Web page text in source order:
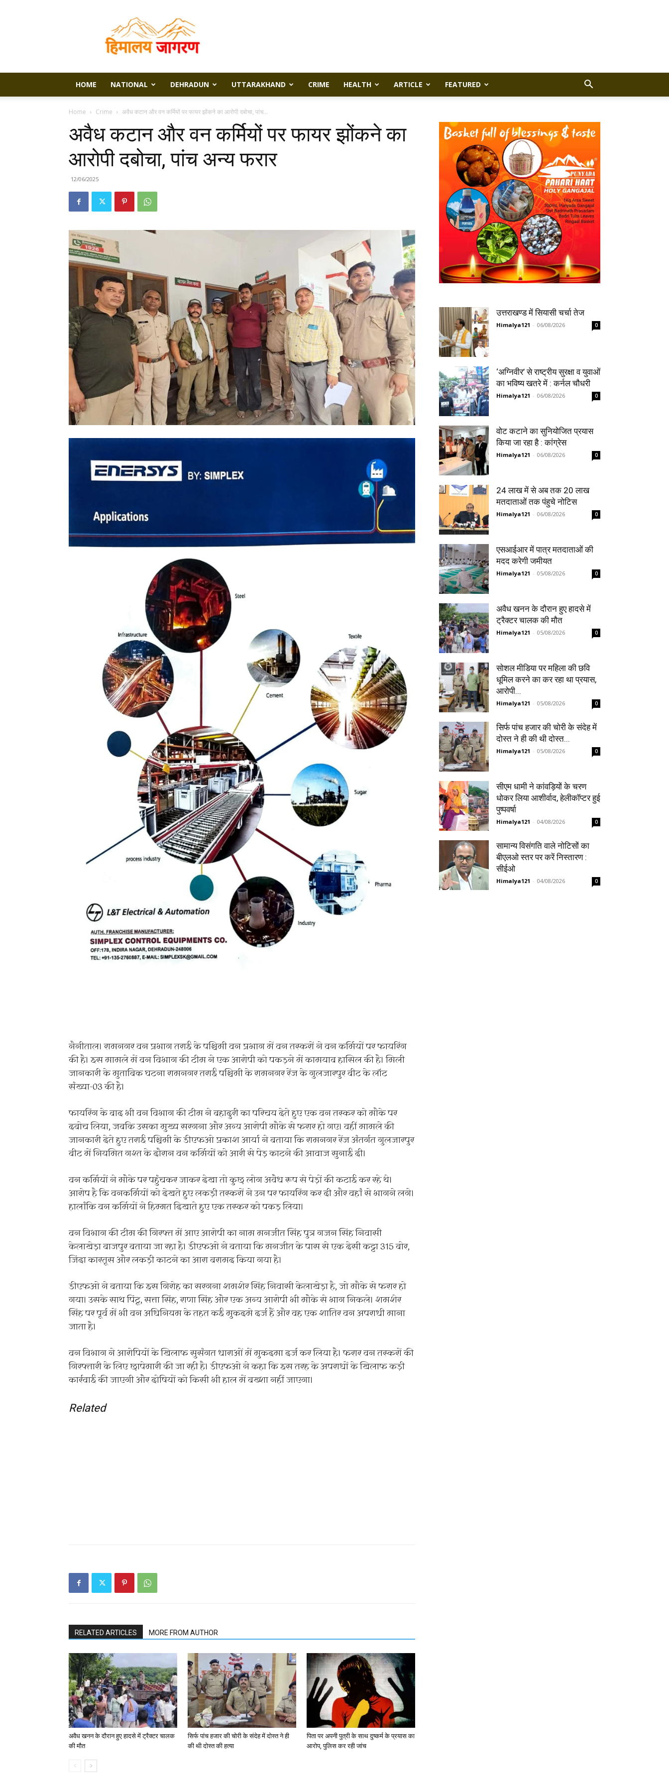
Himalaya
Jagran
HOME NATIONAL DEHRADUN UTTARAKHAND CRIME HEALTH ARTICLE FEATURED
Home Crime अवैध कटान और वन कर्मियों पर फायर झोंकने का आरोपी दबोचा, पांच...
अवैध कटान और वन कर्मियों पर फायर झोंकने का
आरोपी दबोचा, पांच अन्य फरार
12/06/2025
नैनीताल। रामनगर वन प्रभाग तराई के पश्चिमी वन प्रभाग में वन तस्करों ने वन कर्मियों पर फायरिंग
की है। इस मामले में वन विभाग की टीम ने एक आरोपी को पकड़ने में कामयाब हासिल की है। मिली
जानकारी के मुताबिक घटना रामनगर तराई पश्चिमी के रामनगर रेंज के गुलजारपुर बीट के लॉट
संख्या-03 की है।
फायरिंग के बाद भी वन विभाग की टीम ने बहादुरी का परिचय देते हुए एक वन तस्कर को मौके पर
दबोच लिया, जबकि उसका मुख्य सरगना और अन्य आरोपी मौके से फरार हो गए। वहीं मामले की
जानकारी देते हुए तराई पश्चिमी के डीएफओ प्रकाश आर्या ने बताया कि रामनगर रेंज अंतर्गत गुलजारपुर
बीट में नियमित गश्त के दौरान वन कर्मियों को आरी से पेड़ काटने की आवाज सुनाई दी।
वन कर्मियों ने मौके पर पहुंचकर जाकर देखा तो कुछ लोग अवैध रूप से पेड़ों की कटाई कर रहे थे।
आरोप है कि वनकर्मियों को देखते हुए लकड़ी तस्करों ने उन पर फायरिंग कर दी और वहां से भागने लगे।
हालांकि वन कर्मियों ने हिम्मत दिखाते हुए एक तस्कर को पकड़ लिया।
वन विभाग की टीम की गिरफ्त में आए आरोपी का नाम मनजीत सिंह पुत्र गजन सिंह निवासी
केलाखेड़ा बाजपुर बताया जा रहा है। डीएफओ ने बताया कि मनजीत के पास से एक देसी कट्टा 315 बोर,
जिंदा कारतूस और लकड़ी काटने का आरा बरामद किया गया है।
डीएफओ ने बताया कि इस गिरोह का सरगना शमशेर सिंह निवासी केलाखेड़ा है, जो मौके से फरार हो
गया। उसके साथ पिंटू, सत्ता सिंह, राणा सिंह और एक अन्य आरोपी भी मौके से भाग निकले। शमशेर
सिंह पर पूर्व में भी वन अधिनियम के तहत कई मुकदमे दर्ज हैं और वह एक शातिर वन अपराधी माना
जाता है।
वन विभाग ने आरोपियों के खिलाफ सुसंगत धाराओं में मुकदमा दर्ज कर लिया है। फरार वन तस्करों की
गिरफ्तारी के लिए छापेमारी की जा रही है। डीएफओ ने कहा कि इस तरह के अपराधों के खिलाफ कड़ी
कार्रवाई की जाएगी और दोषियों को किसी भी हाल में बख्शा नहीं जाएगा।
Related
RELATED ARTICLES MORE FROM AUTHOR
अवैध खनन के दौरान हुए हादसे में ट्रैक्टर चालक
की मौत
सिर्फ पांच हजार की चोरी के संदेह में दोस्त ने ही
की थी दोस्त की हत्या
पिता पर अपनी पुत्री के साथ दुष्कर्म के प्रयास का
आरोप, पुलिस कर रही जांच
उत्तराखण्ड में सियासी चर्चा तेज
Himalya121 - 06/08/2026 0
‘अग्निवीर’ से राष्ट्रीय सुरक्षा व युवाओं
का भविष्य खतरे में : कर्नल चौधरी
Himalya121 - 06/08/2026 0
वोट कटाने का सुनियोजित प्रयास
किया जा रहा है : कांग्रेस
Himalya121 - 06/08/2026 0
24 लाख में से अब तक 20 लाख
मतदाताओं तक पंहुचे नोटिस
Himalya121 - 06/08/2026 0
एसआईआर में पात्र मतदाताओं की
मदद करेगी जमीयत
Himalya121 - 05/08/2026 0
अवैध खनन के दौरान हुए हादसे में
ट्रैक्टर चालक की मौत
Himalya121 - 05/08/2026 0
सोशल मीडिया पर महिला की छवि
धूमिल करने का कर रहा था प्रयास,
आरोपी...
Himalya121 - 05/08/2026 0
सिर्फ पांच हजार की चोरी के संदेह में
दोस्त ने ही की थी दोस्त...
Himalya121 - 05/08/2026 0
सीएम धामी ने कांवड़ियों के चरण
धोकर लिया आशीर्वाद, हेलीकॉप्टर हुई
पुष्पवर्षा
Himalya121 - 04/08/2026 0
सामान्य विसंगति वाले नोटिसों का
बीएलओ स्तर पर करें निस्तारण :
सीईओ
Himalya121 - 04/08/2026 0